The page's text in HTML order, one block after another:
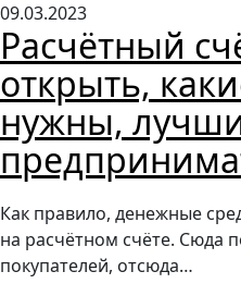
09.03.2023
Расчётный
открыть,
нужны,
Как правило, денежные
на расчётном счёте. Сюда
покупателей, отсюда…